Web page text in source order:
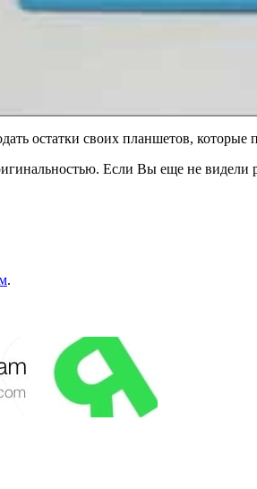
остатки своих планшетов, которые
Если Вы еще не
.